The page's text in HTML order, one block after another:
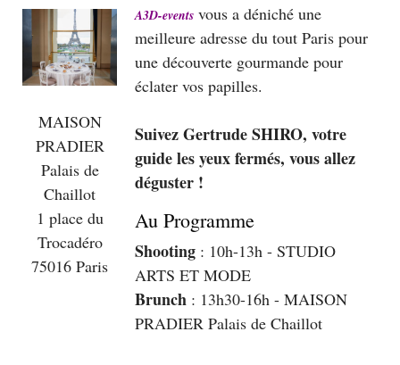
MAISON
PRADIER
Palais de
Chaillot
1 place du
Trocadéro
75016 Paris
A3D-events vous a déniché une
meilleure adresse du tout Paris pour
une découverte gourmande pour
éclater vos papilles.
Suivez Gertrude SHIRO, votre
guide les yeux fermés, vous allez
déguster !
Au Programme
Shooting : 10h-13h - STUDIO
ARTS ET MODE
Brunch : 13h30-16h - MAISON
PRADIER Palais de Chaillot